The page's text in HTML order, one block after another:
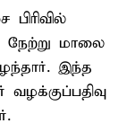
நேற்று மாலை
இந்த